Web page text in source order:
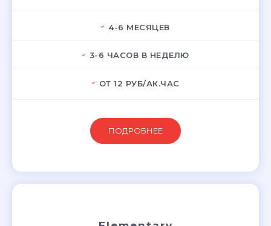
4-6 МЕСЯЦЕВ
3-6 ЧАСОВ В НЕДЕЛЮ
ОТ 12 РУБ/АК.ЧАС
ПОДРОБНЕЕ